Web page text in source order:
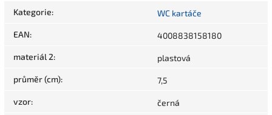
Kategorie: WC kartáče
EAN: 4008838158180
materiál 2: plastová
průměr (cm): 7,5
vzor: černá